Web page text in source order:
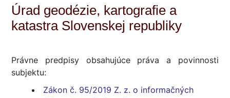
Úrad geodézie, kartografie a
katastra Slovenskej republiky
Právne predpisy obsahujúce práva a povinnosti
subjektu:
Zákon č. 95/2019 Z. z. o informačných